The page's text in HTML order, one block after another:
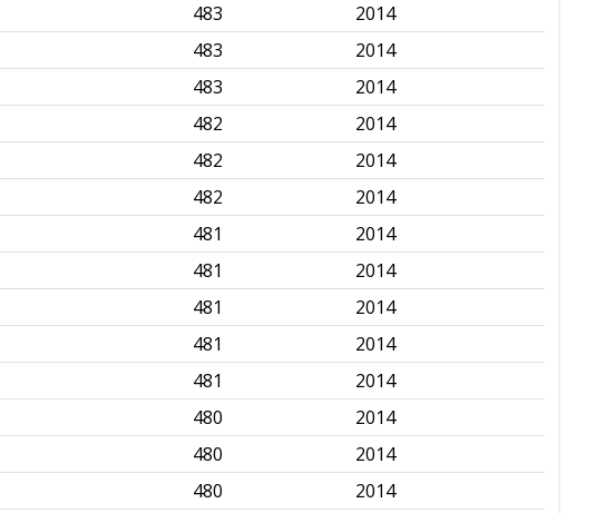
483 2014
483 2014
483 2014
482 2014
482 2014
482 2014
481 2014
481 2014
481 2014
481 2014
481 2014
480 2014
480 2014
480 2014